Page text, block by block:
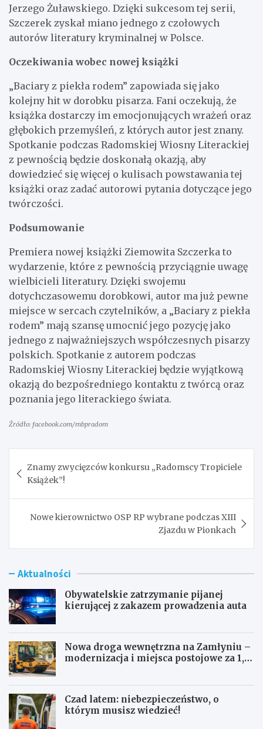
Jerzego Żuławskiego. Dzięki sukcesom tej serii,
Szczerek zyskał miano jednego z czołowych
autorów literatury kryminalnej w Polsce.
Oczekiwania wobec nowej książki
„Baciary z piekła rodem” zapowiada się jako
kolejny hit w dorobku pisarza. Fani oczekują, że
książka dostarczy im emocjonujących wrażeń oraz
głębokich przemyśleń, z których autor jest znany.
Spotkanie podczas Radomskiej Wiosny Literackiej
z pewnością będzie doskonałą okazją, aby
dowiedzieć się więcej o kulisach powstawania tej
książki oraz zadać autorowi pytania dotyczące jego
twórczości.
Podsumowanie
Premiera nowej książki Ziemowita Szczerka to
wydarzenie, które z pewnością przyciągnie uwagę
wielbicieli literatury. Dzięki swojemu
dotychczasowemu dorobkowi, autor ma już pewne
miejsce w sercach czytelników, a „Baciary z piekła
rodem” mają szansę umocnić jego pozycję jako
jednego z najważniejszych współczesnych pisarzy
polskich. Spotkanie z autorem podczas
Radomskiej Wiosny Literackiej będzie wyjątkową
okazją do bezpośredniego kontaktu z twórcą oraz
poznania jego literackiego świata.
Źródło: facebook.com/mbpradom
wpisu
Znamy zwycięzców konkursu „Radomscy Tropiciele
Książek”!
Nowe kierownictwo OSP RP wybrane podczas XIII
Zjazdu w Pionkach
Aktualności
Obywatelskie zatrzymanie pijanej
kierującej z zakazem prowadzenia auta
Nowa droga wewnętrzna na Zamłyniu –
modernizacja i miejsca postojowe za 1,1
Czad latem: niebezpieczeństwo, o
którym musisz wiedzieć!